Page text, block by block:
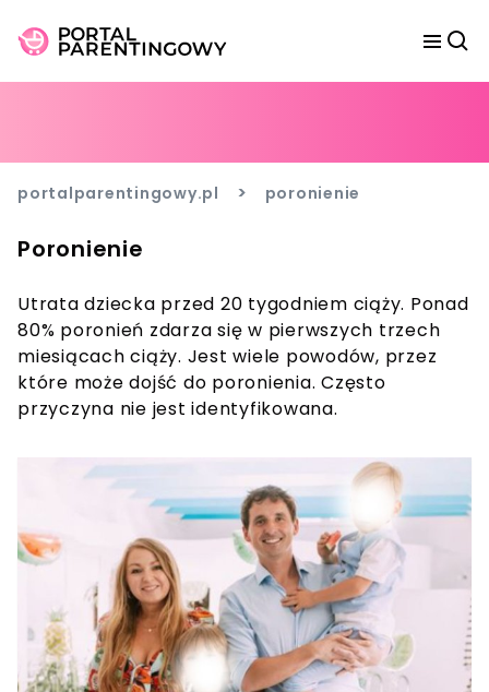
portalparentingowy.pl > poronienie
Poronienie
Utrata dziecka przed 20 tygodniem ciąży. Ponad
80% poronień zdarza się w pierwszych trzech
miesiącach ciąży. Jest wiele powodów, przez
które może dojść do poronienia. Często
przyczyna nie jest identyfikowana.